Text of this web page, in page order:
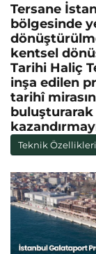
Tersane
bölgesinde
kentsel
Tarihi Haliç
inşa edilen
tarihî
buluşturarak
Teknik